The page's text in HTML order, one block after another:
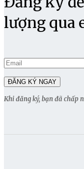
lượng qua
Khi đăng ký, bạn đã chấp